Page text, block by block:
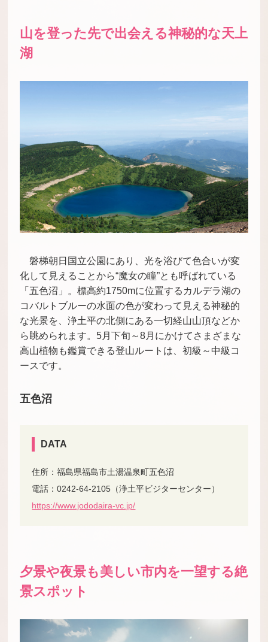
山を登った先で出会える神秘的な天上
湖
磐梯朝日国立公園にあり、光を浴びて色合いが変
化して見えることから“魔女の瞳”とも呼ばれている
「五色沼」。標高約1750mに位置するカルデラ湖の
コバルトブルーの水面の色が変わって見える神秘的
な光景を、浄土平の北側にある一切経山山頂などか
ら眺められます。5月下旬～8月にかけてさまざまな
高山植物も鑑賞できる登山ルートは、初級～中級コ
ースです。
五色沼
DATA
住所：福島県福島市土湯温泉町五色沼
電話：0242-64-2105（浄土平ビジターセンター）
https://www.jododaira-vc.jp/
夕景や夜景も美しい市内を一望する絶
景スポット